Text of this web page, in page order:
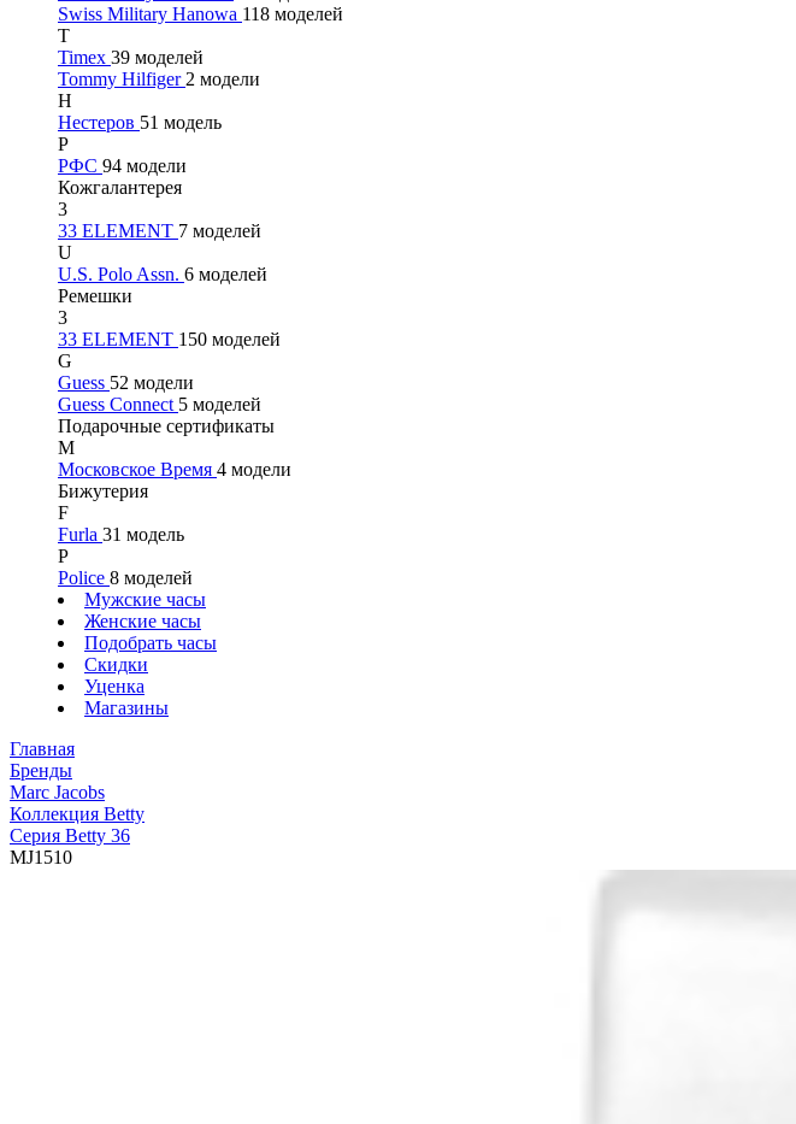
Swiss Military Hanowa 118 моделей
T
Timex 39 моделей
Tommy Hilfiger 2 модели
Н
Нестеров 51 модель
Р
РФС 94 модели
Кожгалантерея
3
33 ELEMENT 7 моделей
U
U.S. Polo Assn. 6 моделей
Ремешки
3
33 ELEMENT 150 моделей
G
Guess 52 модели
Guess Connect 5 моделей
Подарочные сертификаты
М
Московское Время 4 модели
Бижутерия
F
Furla 31 модель
P
Police 8 моделей
Мужские часы
Женские часы
Подобрать часы
Скидки
Уценка
Магазины
Главная
Бренды
Marc Jacobs
Коллекция Betty
Серия Betty 36
MJ1510